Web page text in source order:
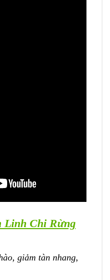
Linh Chi Rừng
giảm tàn nhang,